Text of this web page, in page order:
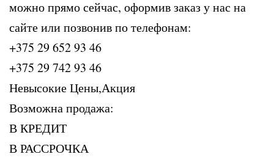
можно прямо сейчас, оформив заказ у нас на
сайте или позвонив по телефонам:
+375 29 652 93 46
+375 29 742 93 46
Невысокие Цены,Акция
Возможна продажа:
В КРЕДИТ
В РАССРОЧКА